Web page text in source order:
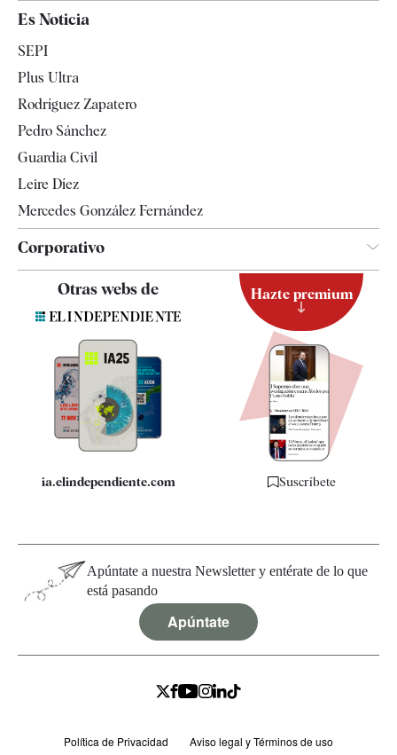
Televisión
Es Noticia
SEPI
Plus Ultra
Rodríguez Zapatero
Pedro Sánchez
Guardia Civil
Leire Díez
Mercedes González Fernández
Corporativo
Quiénes somos
Especificaciones
Otras webs de
ia.elindependiente.com
Hazte premium
Suscríbete
Apúntate a nuestra Newsletter y entérate de lo que
está pasando
Apúntate
Política de Privacidad
Aviso legal y Términos de uso